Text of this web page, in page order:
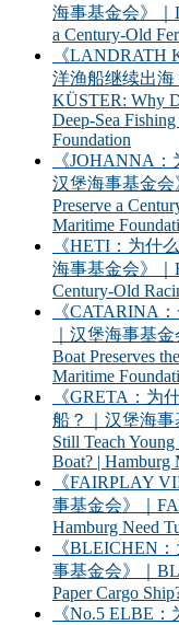
海事基金会》｜
a Century-Old
《LANDRATH
洋渔船继续出
KÜSTER: Why
Deep-Sea
Foundation
《JOHANNA
汉堡海事基金会
Preserve a
Maritime
《HETI：为什
海事基金会》｜
Century-Old
《CATARINA
｜汉堡海事基
Boat Preserves
Maritime
《GRETA：为
船？｜汉堡海事
Still Teach
Boat? | Hamburg
《FAIRPLAY
事基金会》｜
Hamburg Need
《BLEICHEN
事基金会》｜
Paper Cargo
《No.5 ELBE